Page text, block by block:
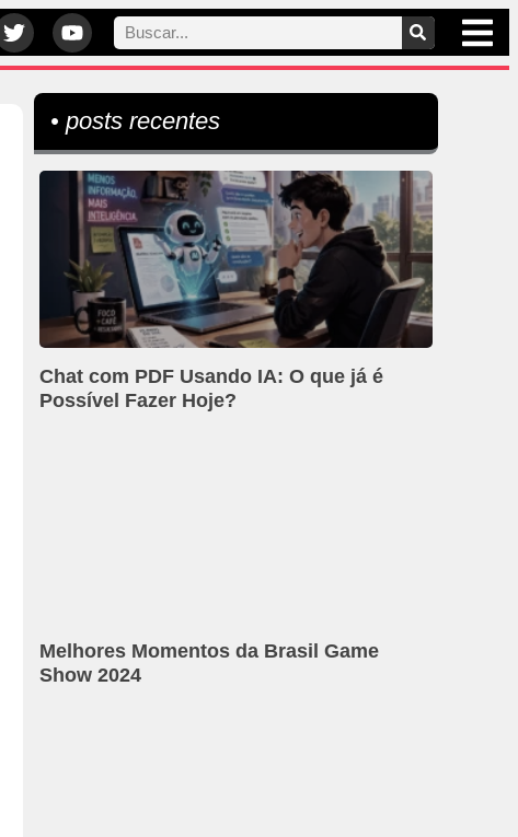
• posts recentes
Chat com PDF Usando IA: O que já é
Possível Fazer Hoje?
Melhores Momentos da Brasil Game
Show 2024